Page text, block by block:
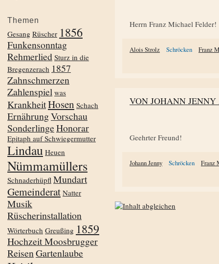
Herrn Franz Michael Felder!
Alois Strolz Schröcken Franz
VON JOHANN JENNY
Geehrter Freund!
Johann Jenny Schröcken Franz
Themen
Gesang Rüscher 1856
Funkensonntag
Rehmerlied Sturz in die
Bregenzerach 1857
Zahnschmerzen
Zahlenspiel was
KrankheitHosen Schach
ErnährungVorschau
SonderlingeHonorar
Epitaph auf Schwiegermutter
Lindau Heuen
Nümmamüllers
Schnaderhüpfl Mundart
Gemeinderat Natter
Musik
Rüscherinstallation
Wörterbuch Greußing 1859
Hochzeit Moosbrugger
ReisenGartenlaube